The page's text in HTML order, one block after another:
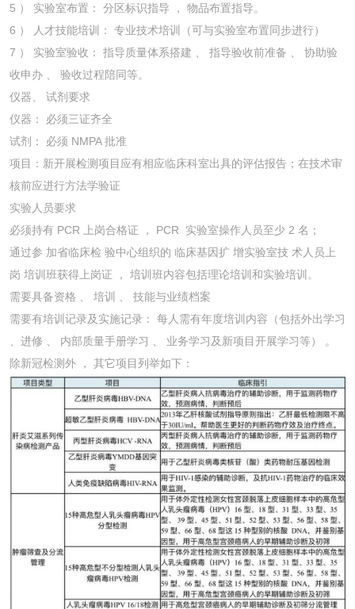
5 ） 实验室布置： 分区标识指导 ， 物品布置指导。
6 ） 人才技能培训： 专业技术培训（可与实验室布置同步进行）
7 ） 实验室验收： 指导质量体系搭建 、 指导验收前准备 、 协助验
收申办 、 验收过程陪同等。
仪器、 试剂要求
仪器： 必须三证齐全
试剂： 必须 NMPA 批准
项目：新开展检测项目应有相应临床科室出具的评估报告；在技术审
核前应进行方法学验证
实验人员要求
必须持有 PCR 上岗合格证 ， PCR 实验室操作人员至少 2 名；
通过参 加省临床检 验中心组织的 临床基因扩 增实验室技 术人员上
岗 培训班获得上岗证 ， 培训班内容包括理论培训和实验培训。
需要具备资格 、 培训 、 技能与业绩档案
需要有培训记录及实施记录： 每人需有年度培训内容（包括外出学习
、进修 、 内部质量手册学习 、 业务学习及新项目开展学习等） 。
除新冠检测外 ， 其它项目列举如下：